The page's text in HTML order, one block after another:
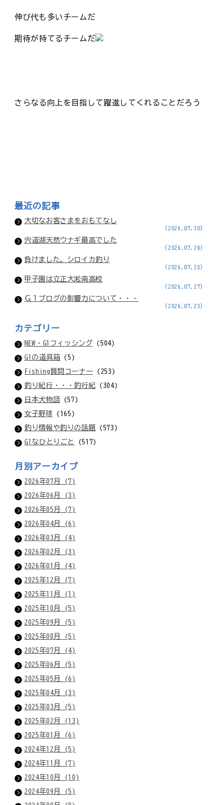
伸び代も多いチームだ
期待が持てるチームだ
さらなる向上を目指して躍進してくれることだろう
最近の記事
大切なお客さまをおもてなし
(2026.07.30)
宍道湖天然ウナギ最高でした
(2026.07.29)
負けました。シロイカ釣り
(2026.07.28)
甲子園は立正大淞南高校
(2026.07.27)
Ｇ１ブログの影響力について・・・
(2026.07.23)
カテゴリー
NEW・G1フィッシング(504)
G1の道具箱(5)
Fishing質問コーナー (253)
釣り紀行・・・釣行紀 (304)
日本犬物語(57)
女子野球 (165)
釣り情報や釣りの話題 (573)
G1なひとりごと
(517)
月別アーカイブ
2026年07月 (7)
2026年06月 (3)
2026年05月 (7)
2026年04月 (6)
2026年03月 (4)
2026年02月 (3)
2026年01月 (4)
2025年12月 (7)
2025年11月 (1)
2025年10月 (5)
2025年09月 (5)
2025年08月 (5)
2025年07月 (4)
2025年06月 (5)
2025年05月 (6)
2025年04月 (3)
2025年03月 (5)
2025年02月 (13)
2025年01月 (6)
2024年12月 (5)
2024年11月 (7)
2024年10月 (10)
2024年09月 (5)